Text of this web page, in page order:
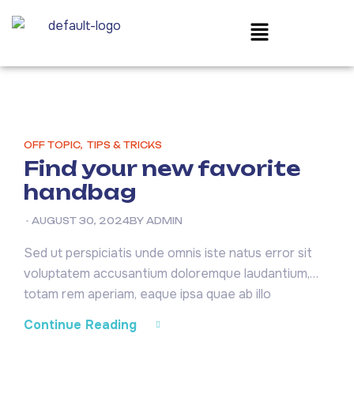
OFF TOPIC, TIPS & TRICKS
Find your new favorite
handbag
AUGUST 30, 2024BY ADMIN
Sed ut perspiciatis unde omnis iste natus error sit
voluptatem accusantium doloremque laudantium,
totam rem aperiam, eaque ipsa quae ab illo
inventore veritatis et quasi architecto beatae vitae
dicta sunt explicabo. Nemo enim ipsam voluptatem
Continue Reading